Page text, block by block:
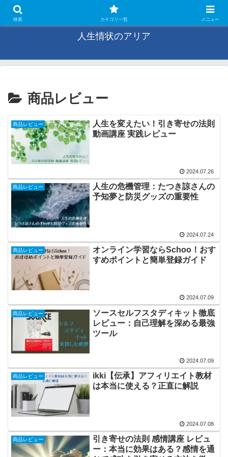
未来の旋律、感じるままに
人生情状のアリア
商品レビュー
商品レビュー
人生を変えたい！引き寄せの法則
動画講座 実践レビュー
2024.07.26
商品レビュー
人生の危機管理：たつき諒さんの
予知夢と防災グッズの重要性
2024.07.24
商品レビュー
オンライン学習ならSchoo！おす
すめポイントと簡単登録ガイド
2024.07.09
商品レビュー
ソースセルフスタディキット徹底
レビュー：自己理解を深める最強
ツール
2024.07.09
商品レビュー
ikki【伝承】アフィリエイト教材
は本当に使える？正直に解説
2024.07.08
商品レビュー
引き寄せの法則 感情講座 レビュ
ー：本当に効果はある？感情を通
検索 カテゴリ一覧 メニュー